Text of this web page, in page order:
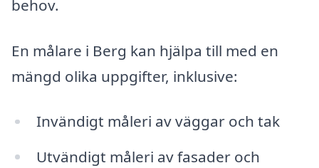
behov.
En målare i Berg kan hjälpa till med en
mängd olika uppgifter, inklusive:
Invändigt måleri av väggar och tak
Utvändigt måleri av fasader och